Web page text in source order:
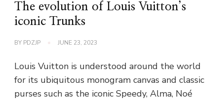
The evolution of Louis Vuitton’s
iconic Trunks
BY PDZJP JUNE 23, 2023
Louis Vuitton is understood around the world
for its ubiquitous monogram canvas and classic
purses such as the iconic Speedy, Alma, Noé